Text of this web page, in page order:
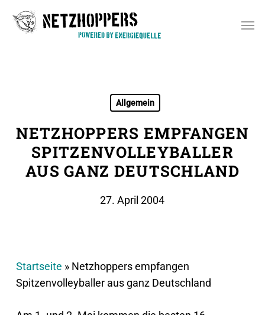
Allgemein
NETZHOPPERS EMPFANGEN
SPITZENVOLLEYBALLER
AUS GANZ DEUTSCHLAND
27. April 2004
Startseite » Netzhoppers empfangen
Spitzenvolleyballer aus ganz Deutschland